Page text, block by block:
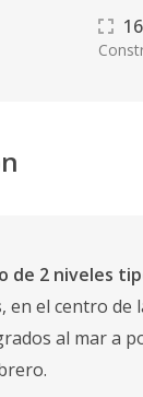
de 2 niveles
, en el centro de
al mar a